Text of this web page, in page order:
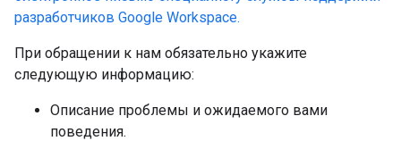
разработчиков Google Workspace.
При обращении к нам обязательно укажите
следующую информацию:
Описание проблемы и ожидаемого вами
поведения.